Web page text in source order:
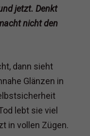
jetzt. Denkt
nicht den
dann sieht
Glänzen in
lebt sie viel
in vollen Zügen.